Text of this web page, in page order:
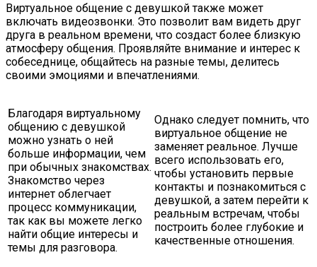
Виртуальное общение с девушкой также может
включать видеозвонки. Это позволит вам видеть друг
друга в реальном времени, что создаст более близкую
атмосферу общения. Проявляйте внимание и интерес к
собеседнице, общайтесь на разные темы, делитесь
своими эмоциями и впечатлениями.
Благодаря виртуальному
общению с девушкой
можно узнать о ней
больше информации, чем
при обычных знакомствах.
Знакомство через
интернет облегчает
процесс коммуникации,
так как вы можете легко
найти общие интересы и
темы для разговора.
Однако следует помнить, что
виртуальное общение не
заменяет реальное. Лучше
всего использовать его,
чтобы установить первые
контакты и познакомиться с
девушкой, а затем перейти к
реальным встречам, чтобы
построить более глубокие и
качественные отношения.